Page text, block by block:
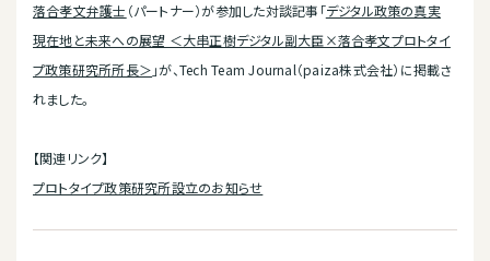
落合孝文弁護士 （パートナー）が参加した対談記事「デジタル政策の真実
現在地と未来への展望 ＜大串正樹デジタル副大臣×落合孝文プロトタイ
プ政策研究所所長＞ 」が、Tech Team Journal（paiza株式会社）に掲載さ
れました。
【関連リンク】
プロトタイプ政策研究所設立のお知らせ